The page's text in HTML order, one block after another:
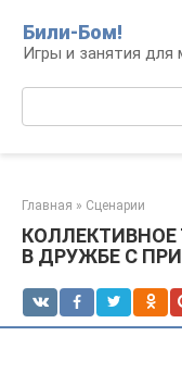
контенту
Били-Бом!
Игры и занятия
Главная » Сценарии
В ДРУЖБЕ С